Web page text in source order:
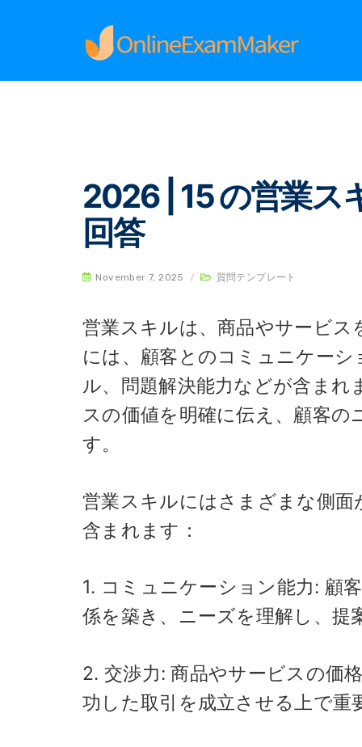
Home
2026 | 15 の営業ス
回答
November 7, 2025 / 質問テンプレート
営業スキルは、商品やサービ
には、顧客とのコミュニケー
ル、問題解決能力などが含ま
スの価値を明確に伝え、顧客
す。
営業スキルにはさまざまな側
含まれます：
1. コミュニケーション能力: 顧
係を築き、ニーズを理解し、提
2. 交渉力: 商品やサービスの価
功した取引を成立させる上で重